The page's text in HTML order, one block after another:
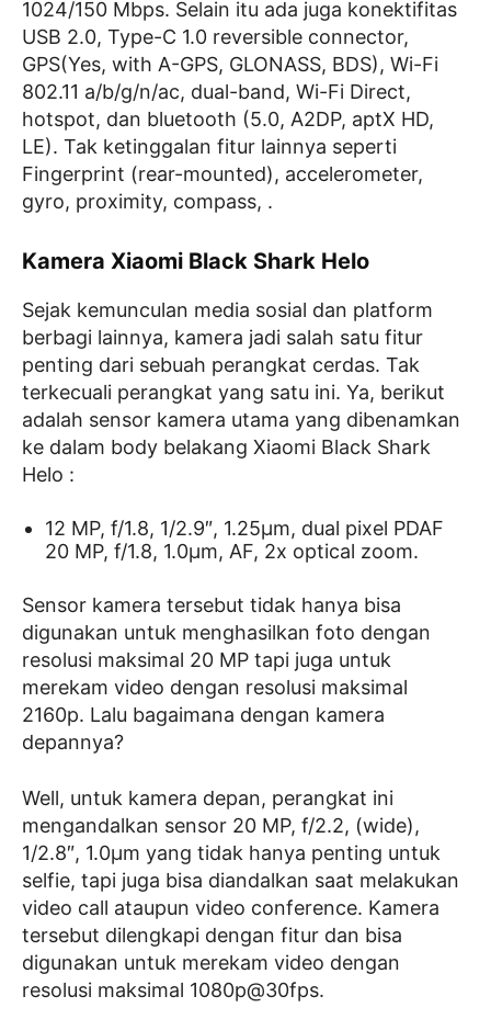
1024/150 Mbps. Selain itu ada juga konektifitas
USB 2.0, Type-C 1.0 reversible connector,
GPS(Yes, with A-GPS, GLONASS, BDS), Wi-Fi
802.11 a/b/g/n/ac, dual-band, Wi-Fi Direct,
hotspot, dan bluetooth (5.0, A2DP, aptX HD,
LE). Tak ketinggalan fitur lainnya seperti
Fingerprint (rear-mounted), accelerometer,
gyro, proximity, compass, .
Kamera Xiaomi Black Shark Helo
Sejak kemunculan media sosial dan platform
berbagi lainnya, kamera jadi salah satu fitur
penting dari sebuah perangkat cerdas. Tak
terkecuali perangkat yang satu ini. Ya, berikut
adalah sensor kamera utama yang dibenamkan
ke dalam body belakang Xiaomi Black Shark
Helo :
12 MP, f/1.8, 1/2.9″, 1.25µm, dual pixel PDAF
20 MP, f/1.8, 1.0µm, AF, 2x optical zoom.
Sensor kamera tersebut tidak hanya bisa
digunakan untuk menghasilkan foto dengan
resolusi maksimal 20 MP tapi juga untuk
merekam video dengan resolusi maksimal
2160p. Lalu bagaimana dengan kamera
depannya?
Well, untuk kamera depan, perangkat ini
mengandalkan sensor 20 MP, f/2.2, (wide),
1/2.8″, 1.0µm yang tidak hanya penting untuk
selfie, tapi juga bisa diandalkan saat melakukan
video call ataupun video conference. Kamera
tersebut dilengkapi dengan fitur dan bisa
digunakan untuk merekam video dengan
resolusi maksimal 1080p@30fps.